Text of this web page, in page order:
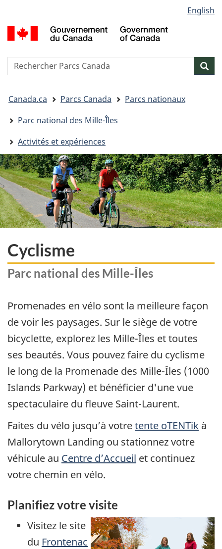
au
contenu
« Au
du
la
HTML
de
la
langue
English
Reserche
êtes
ici&nbsp;:
Canada.ca Parcs Canada
Parcs nationaux
Parc national des Mille-Îles
Activités et expériences
Cyclisme
Parc national des Mille-Îles
Promenades en vélo sont la meilleure façon
de voir les paysages. Sur le siège de votre
bicyclette, explorez les Mille-Îles et toutes
ses beautés. Vous pouvez faire du cyclisme
le long de la Promenade des Mille-Îles (1000
Islands Parkway) et bénéficier d'une vue
spectaculaire du fleuve Saint-Laurent.
Faites du vélo jusqu’à votretente oTENTik à
Mallorytown Landing ou stationnez votre
véhicule au Centre d’Accueil et continuez
votre chemin en vélo.
Planifiez votre visite
Visitez le site
du Frontenac